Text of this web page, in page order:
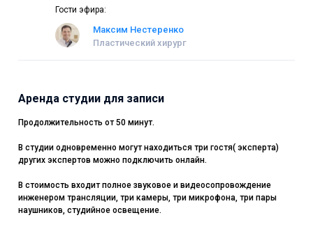
Гости эфира:
Максим Нестеренко
Пластический хирург
Аренда студии для записи
Продолжительность от 50 минут.
В студии одновременно могут находиться три гостя( эксперта)
других экспертов можно подключить онлайн.
В стоимость входит полное звуковое и видеосопровождение
инженером трансляции, три камеры, три микрофона, три пары
наушников, студийное освещение.